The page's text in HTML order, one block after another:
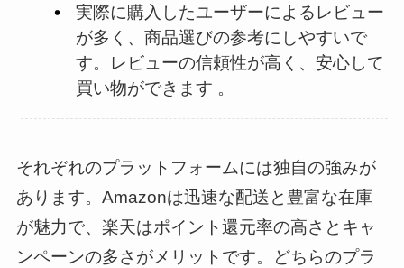
実際に購入したユーザーによるレビュー
が多く、商品選びの参考にしやすいで
す。レビューの信頼性が高く、安心して
買い物ができます​ 。
それぞれのプラットフォームには独自の強みが
あります。Amazonは迅速な配送と豊富な在庫
が魅力で、楽天はポイント還元率の高さとキャ
ンペーンの多さがメリットです。どちらのプラ